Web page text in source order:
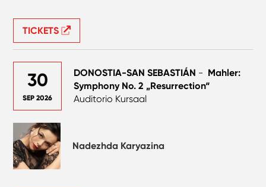
TICKETS
30
SEP 2026
DONOSTIA-SAN SEBASTIÁN - Mahler:
Symphony No. 2 „Resurrection“
Auditorio Kursaal
Nadezhda Karyazina